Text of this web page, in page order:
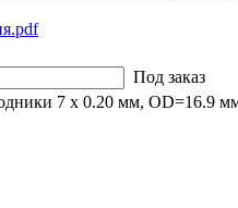
Под заказ
7 х 0.20 мм, OD=16.9